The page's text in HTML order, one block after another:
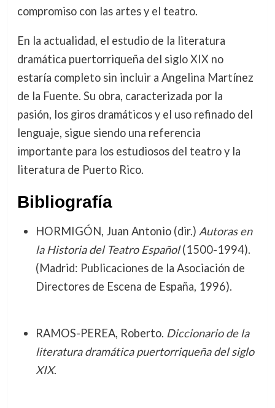
compromiso con las artes y el teatro.
En la actualidad, el estudio de la literatura
dramática puertorriqueña del siglo XIX no
estaría completo sin incluir a Angelina Martínez
de la Fuente. Su obra, caracterizada por la
pasión, los giros dramáticos y el uso refinado del
lenguaje, sigue siendo una referencia
importante para los estudiosos del teatro y la
literatura de Puerto Rico.
Bibliografía
HORMIGÓN, Juan Antonio (dir.) Autoras en
la Historia del Teatro Español(1500-1994).
(Madrid: Publicaciones de la Asociación de
Directores de Escena de España, 1996).
RAMOS-PEREA, Roberto. Diccionario de la
literatura dramática puertorriqueña del siglo
XIX.